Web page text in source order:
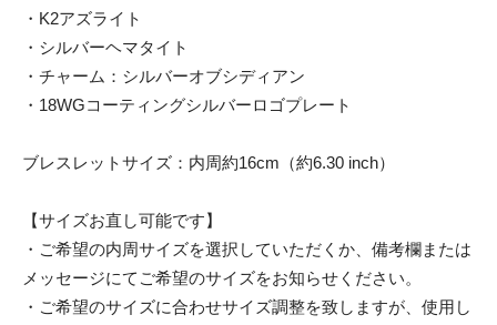
・K2アズライト
・シルバーヘマタイト
・チャーム：シルバーオブシディアン
・18WGコーティングシルバーロゴプレート
ブレスレットサイズ：内周約16cm（約6.30 inch）
【サイズお直し可能です】
・ご希望の内周サイズを選択していただくか、備考欄または
メッセージにてご希望のサイズをお知らせください。
・ご希望のサイズに合わせサイズ調整を致しますが、使用し